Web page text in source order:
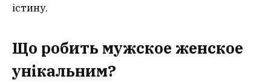
істину.
Що робить мужское женское
унікальним?